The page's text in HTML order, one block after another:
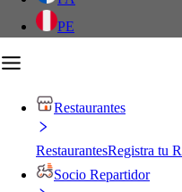
PE
Restaurantes
RestaurantesRegistra tu
Socio Repartidor